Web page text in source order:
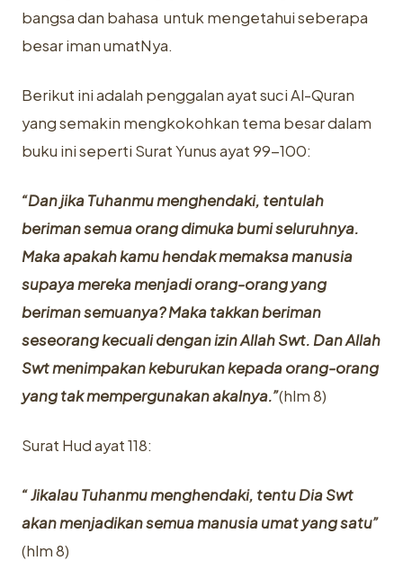
bangsa dan bahasa untuk mengetahui seberapa
besar iman umatNya.
Berikut ini adalah penggalan ayat suci Al-Quran
yang semakin mengkokohkan tema besar dalam
buku ini seperti Surat Yunus ayat 99-100:
“Dan jika Tuhanmu menghendaki, tentulah
beriman semua orang dimuka bumi seluruhnya.
Maka apakah kamu hendak memaksa manusia
supaya mereka menjadi orang-orang yang
beriman semuanya? Maka takkan beriman
seseorang kecuali dengan izin Allah Swt. Dan Allah
Swt menimpakan keburukan kepada orang-orang
yang tak mempergunakan akalnya.”(hlm 8)
Surat Hud ayat 118:
“ Jikalau Tuhanmu menghendaki, tentu Dia Swt
akan menjadikan semua manusia umat yang satu”
(hlm 8)